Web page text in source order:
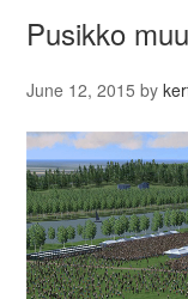
Pusikko
June 12, 2015 by